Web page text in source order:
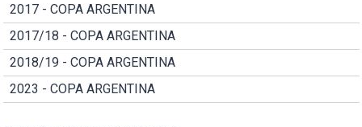
2017 - COPA ARGENTINA
2017/18 - COPA ARGENTINA
2018/19 - COPA ARGENTINA
2023 - COPA ARGENTINA